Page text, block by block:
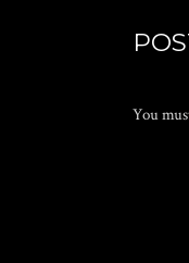
You